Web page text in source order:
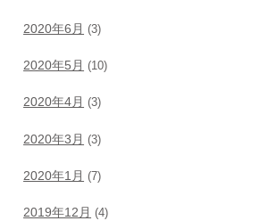
2020年6月 (3)
2020年5月 (10)
2020年4月 (3)
2020年3月 (3)
2020年1月 (7)
2019年12月 (4)